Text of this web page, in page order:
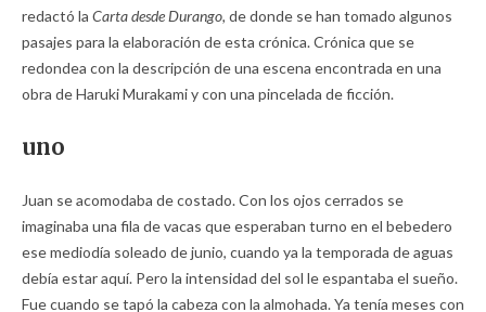
redactó la Carta desde Durango, de donde se han tomado algunos
pasajes para la elaboración de esta crónica. Crónica que se
redondea con la descripción de una escena encontrada en una
obra de Haruki Murakami y con una pincelada de ficción.
uno
Juan se acomodaba de costado. Con los ojos cerrados se
imaginaba una fila de vacas que esperaban turno en el bebedero
ese mediodía soleado de junio, cuando ya la temporada de aguas
debía estar aquí. Pero la intensidad del sol le espantaba el sueño.
Fue cuando se tapó la cabeza con la almohada. Ya tenía meses con